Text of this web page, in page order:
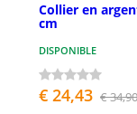
Collier en
cm
DISPONIBLE
€ 24,43 € 34,90